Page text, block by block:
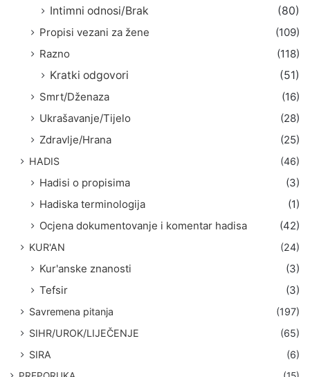
Intimni odnosi/Brak
(80)
Propisi vezani za žene
(109)
Razno
(118)
Kratki odgovori
(51)
Smrt/Dženaza
(16)
Ukrašavanje/Tijelo
(28)
Zdravlje/Hrana
(25)
HADIS (46)
Hadisi o propisima
(3)
Hadiska terminologija
(1)
Ocjena dokumentovanje i komentar hadisa
(42)
KUR'AN (24)
Kur'anske znanosti
(3)
Tefsir
(3)
Savremena pitanja
(197)
SIHR/UROK/LIJEČENJE
(65)
SIRA
(6)